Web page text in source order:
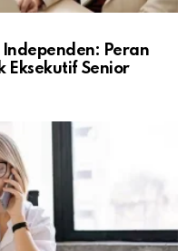
Peran
Eksekutif Senior